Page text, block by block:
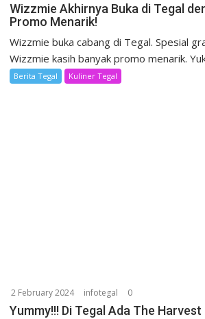
Wizzmie Akhirnya Buka di Tegal
Promo Menarik!
Wizzmie buka cabang di Tegal. Spesial
Wizzmie kasih banyak promo menarik.
Berita Tegal Kuliner Tegal
2 February 2024 infotegal 0
Yummy!!! Di Tegal Ada The Harvest